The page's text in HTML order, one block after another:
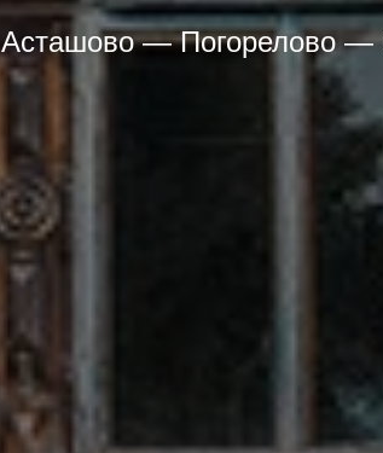
Асташово—Погорелово—